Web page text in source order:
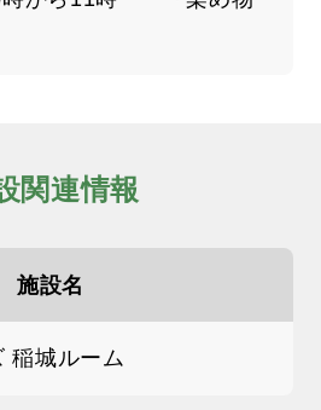
関連情報
施設名
稲城ルーム